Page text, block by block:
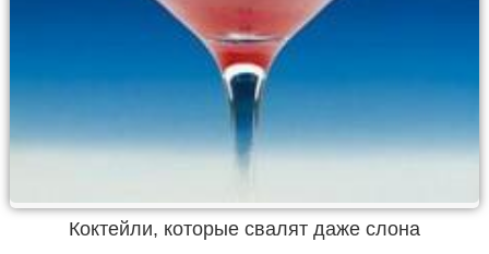
Коктейли, которые свалят даже слона